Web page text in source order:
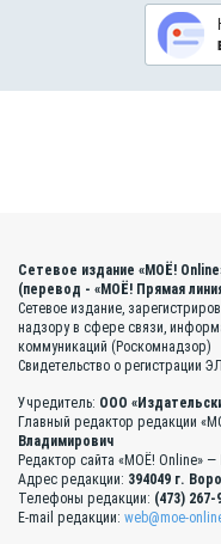
Сетевое издание «МОЁ!
(перевод - «МОЁ! Прямая
Сетевое издание,
надзору в сфере связи,
коммуникаций (Роскомнадзор)
Свидетельство о регистрации
Учредитель: ООО
Главный редактор редакции
Владимирович
Редактор сайта «МОЁ! Online» —
Адрес редакции: 394049 г.
Телефоны редакции: (473) 267-
E-mail редакции: web@moe-